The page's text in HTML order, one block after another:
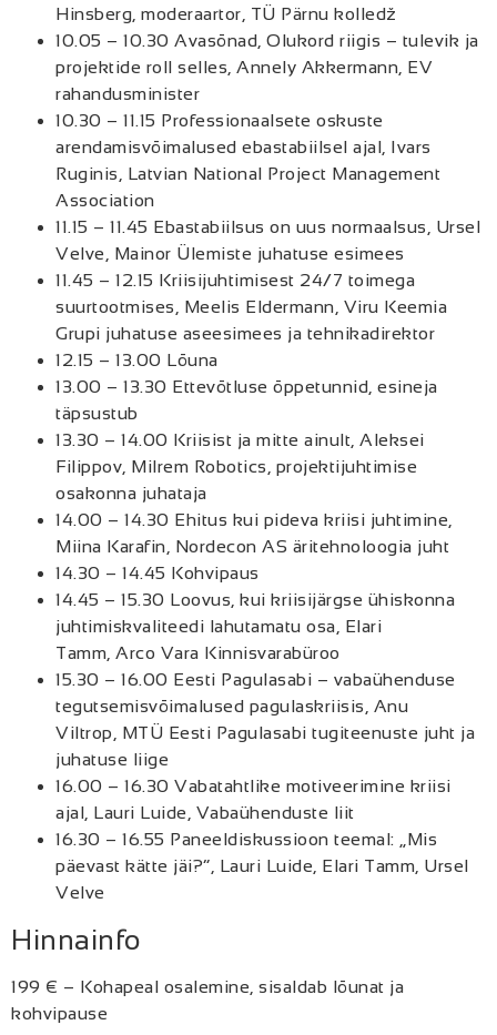
Hinsberg, moderaartor, TÜ Pärnu kolledž
10.05 – 10.30 Avasõnad, Olukord riigis – tulevik ja
projektide roll selles, Annely Akkermann, EV
rahandusminister
10.30 – 11.15 Professionaalsete oskuste
arendamisvõimalused ebastabiilsel ajal, Ivars
Ruginis, Latvian National Project Management
Association
11.15 – 11.45 Ebastabiilsus on uus normaalsus, Ursel
Velve, Mainor Ülemiste juhatuse esimees
11.45 – 12.15 Kriisijuhtimisest 24/7 toimega
suurtootmises, Meelis Eldermann, Viru Keemia
Grupi juhatuse aseesimees ja tehnikadirektor
12.15 – 13.00 Lõuna
13.00 – 13.30 Ettevõtluse õppetunnid, esineja
täpsustub
13.30 – 14.00 Kriisist ja mitte ainult, Aleksei
Filippov, Milrem Robotics, projektijuhtimise
osakonna juhataja
14.00 – 14.30 Ehitus kui pideva kriisi juhtimine,
Miina Karafin, Nordecon AS äritehnoloogia juht
14.30 – 14.45 Kohvipaus
14.45 – 15.30 Loovus, kui kriisijärgse ühiskonna
juhtimiskvaliteedi lahutamatu osa, Elari
Tamm, Arco Vara Kinnisvarabüroo
15.30 – 16.00 Eesti Pagulasabi – vabaühenduse
tegutsemisvõimalused pagulaskriisis, Anu
Viltrop, MTÜ Eesti Pagulasabi tugiteenuste juht ja
juhatuse liige
16.00 – 16.30 Vabatahtlike motiveerimine kriisi
ajal, Lauri Luide, Vabaühenduste liit
16.30 – 16.55 Paneeldiskussioon teemal: „Mis
päevast kätte jäi?“, Lauri Luide, Elari Tamm, Ursel
Velve
Hinnainfo
199 € – Kohapeal osalemine, sisaldab lõunat ja
kohvipause